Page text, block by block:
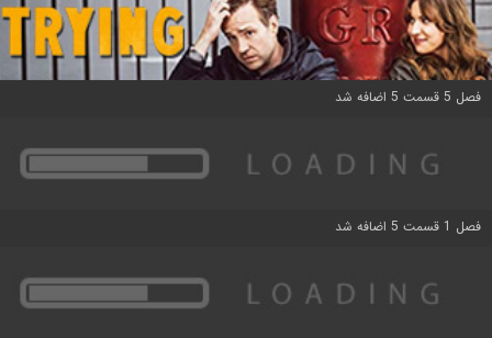
فصل 5 قسمت 5 اضافه شد
فصل 1 قسمت 5 اضافه شد